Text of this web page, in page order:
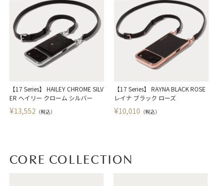
【17 Series】 HAILEY CHROME SILV
ER ヘイリー クローム シルバー
¥13,552 （税込）
【17 Series】 RAYNA BLACK ROSE
レイナ ブラック ローズ
¥10,010 （税込）
CORE COLLECTION